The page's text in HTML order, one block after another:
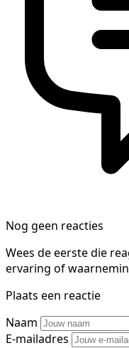
Nog geen reacties
Wees de eerste die
ervaring of
Plaats een reactie
Naam
E-mailadres